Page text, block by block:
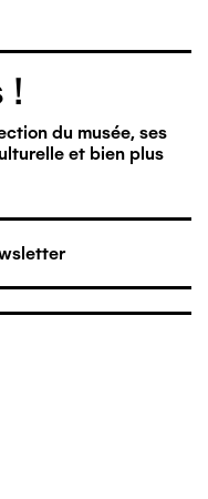
!
du musée, ses
et bien plus